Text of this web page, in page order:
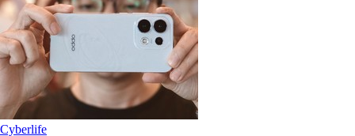
Cyberlife